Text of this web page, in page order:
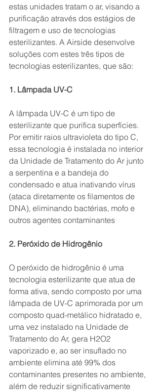
estas unidades tratam o ar, visando a
purificação através dos estágios de
filtragem e uso de tecnologias
esterilizantes. A Airside desenvolve
soluções com estes três tipos de
tecnologias esterilizantes, que são:
1. Lâmpada UV-C
A lâmpada UV-C é um tipo de
esterilizante que purifica superfícies.
Por emitir raios ultravioleta do tipo C,
essa tecnologia é instalada no interior
da Unidade de Tratamento do Ar junto
a serpentina e a bandeja do
condensado e atua inativando vírus
(ataca diretamente os filamentos de
DNA), eliminando bactérias, mofo e
outros agentes contaminantes
2. Peróxido de Hidrogênio
O peróxido de hidrogênio é uma
tecnologia esterilizante que atua de
forma ativa, sendo composto por uma
lâmpada de UV-C aprimorada por um
composto quad-metálico hidratado e,
uma vez instalado na Unidade de
Tratamento do Ar, gera H2O2
vaporizado e, ao ser insuflado no
ambiente elimina até 99% dos
contaminantes presentes no ambiente,
além de reduzir significativamente